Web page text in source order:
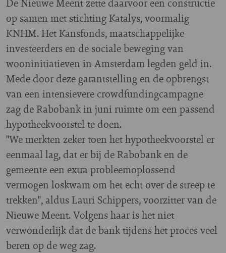
op samen met stichting Katalys, voormalig
KNHM. Het Kansfonds, maatschappelijke
investeerders en de sociale beweging van
wooninitiatieven in Amsterdam legden geld in.
Mede door deze garantstelling en de opbrengst
van een intensievere crowdfundingcampagne
zag de Rabobank in juni ruimte om een passend
hypotheekvoorstel te doen.
"We merkten zeker toen het hypotheekvoorstel er
eenmaal lag, dat er bij de Rabobank en de
gemeente een extra probleemoplossend
vermogen loskwam om het echt over de streep te
trekken", aldus Lauri Schippers, voorzitter van de
Nieuwe Meent. Volgens haar is het niet
verwonderlijk dat de bank tijdens het proces veel
beren op de weg zag.